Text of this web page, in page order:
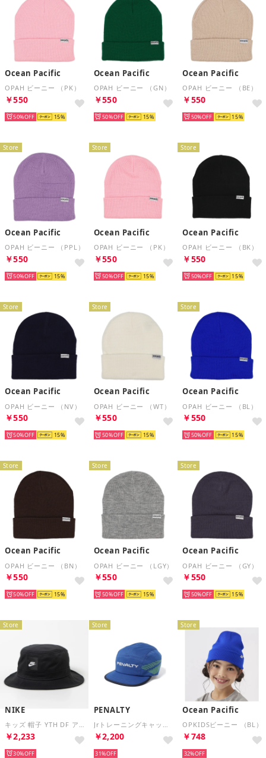
Ocean Pacific
OPAH ビーニー （PK）
￥550
50% 15
Ocean Pacific
OPAH ビーニー （GN）
￥550
50% 15
Ocean Pacific
OPAH ビーニー （BE）
￥550
50% 15
Store
Ocean Pacific
OPAH ビーニー （PPL）
￥550
50% 15
Store
Ocean Pacific
OPAH ビーニー （PK）
￥550
50% 15
Store
Ocean Pacific
OPAH ビーニー （BK）
￥550
50% 15
Store
Ocean Pacific
OPAH ビーニー （NV）
￥550
50% 15
Store
Ocean Pacific
OPAH ビーニー （WT）
￥550
50% 15
Store
Ocean Pacific
OPAH ビーニー （BL）
￥550
50% 15
Store
Ocean Pacific
OPAH ビーニー （BN）
￥550
50% 15
Store
Ocean Pacific
OPAH ビーニー （LGY）
￥550
50% 15
Store
Ocean Pacific
OPAH ビーニー （GY）
￥550
50% 15
Store
NIKE
キッズ 帽子 YTH DF アペックス SQ コア バケット ハット FB5648 （ブラック）
￥2,233
30%
Store
PENALTY
Jrトレーニングキャップ （ブルー）
￥2,200
31%
Store
Ocean Pacific
OPKIDSビーニー （BL）
￥748
32%